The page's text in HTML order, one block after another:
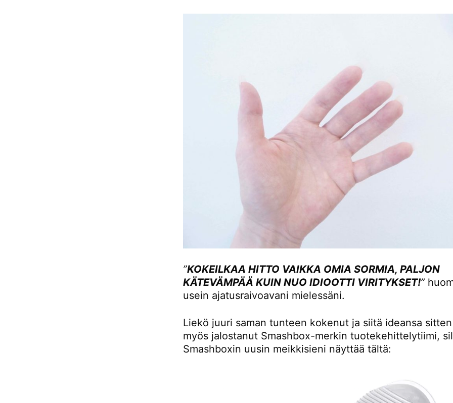
”KOKEILKAA HITTO VAIKKA OMIA SORMIA, PALJON
KÄTEVÄMPÄÄ KUIN NUO IDIOOTTI VIRITYKSET!”
usein ajatusraivoavani mielessäni.
Liekö juuri saman tunteen kokenut ja siitä ideansa
myös jalostanut Smashbox-merkin tuotekehittelytiimi,
Smashboxin uusin meikkisieni näyttää tältä: